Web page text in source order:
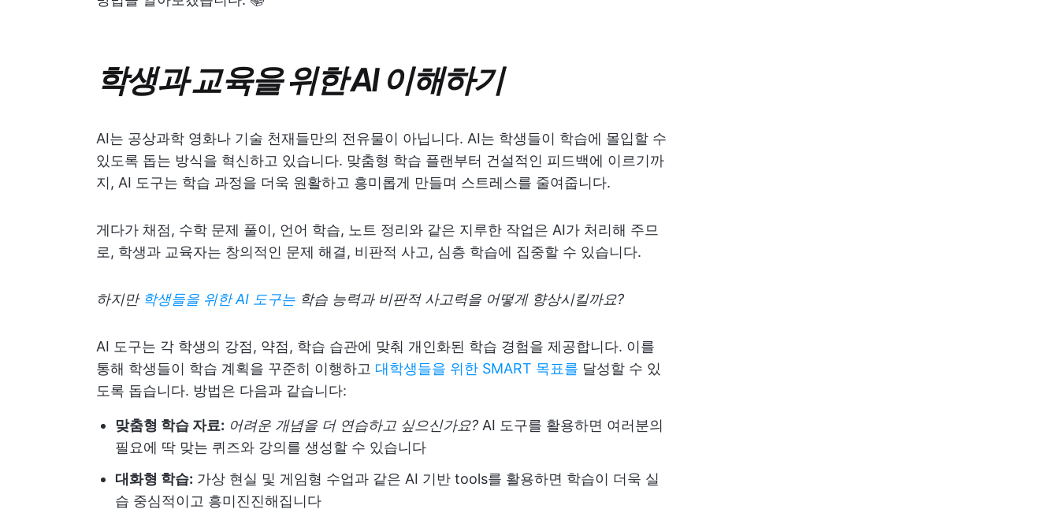
학생과 교육을 위한 AI 이해하기
AI는 공상과학 영화나 기술 천재들만의 전유물이 아닙니다. AI는 학생들이 학습에 몰입할 수
있도록 돕는 방식을 혁신하고 있습니다. 맞춤형 학습 플랜부터 건설적인 피드백에 이르기까
지, AI 도구는 학습 과정을 더욱 원활하고 흥미롭게 만들며 스트레스를 줄여줍니다.
게다가 채점, 수학 문제 풀이, 언어 학습, 노트 정리와 같은 지루한 작업은 AI가 처리해 주므
로, 학생과 교육자는 창의적인 문제 해결, 비판적 사고, 심층 학습에 집중할 수 있습니다.
하지만 학생들을 위한 AI 도구는 학습 능력과 비판적 사고력을 어떻게 향상시킬까요?
AI 도구는 각 학생의 강점, 약점, 학습 습관에 맞춰 개인화된 학습 경험을 제공합니다. 이를
통해 학생들이 학습 계획을 꾸준히 이행하고 대학생들을 위한 SMART 목표를 달성할 수 있
도록 돕습니다. 방법은 다음과 같습니다:
맞춤형 학습 자료: 어려운 개념을 더 연습하고 싶으신가요? AI 도구를 활용하면 여러분의
필요에 딱 맞는 퀴즈와 강의를 생성할 수 있습니다
대화형 학습: 가상 현실 및 게임형 수업과 같은 AI 기반 tools를 활용하면 학습이 더욱 실
습 중심적이고 흥미진진해집니다